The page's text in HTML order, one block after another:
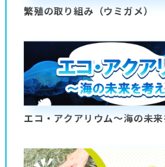
繁殖の取り組み（ウミガメ）
エコ・アクアリウム～海の未